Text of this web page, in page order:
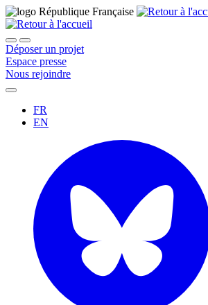
Déposer un projet
Espace presse
Nous rejoindre
FR
EN